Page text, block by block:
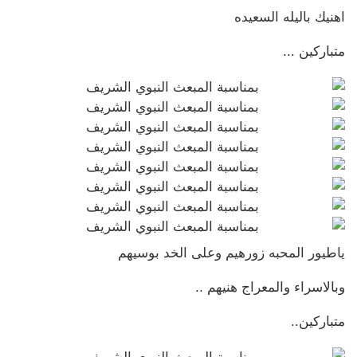
اهنيك باليله السعيده
متباركين ...
ياطيور المحبه زورهيم وعلى الخد بوسيهم
وبالاسراء والمعراج هنيهم ..
متباركين..